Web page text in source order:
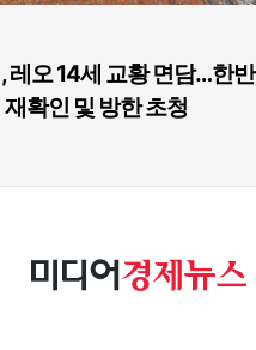
레오 14세 교황 면담…한
확인 및 방한 초청